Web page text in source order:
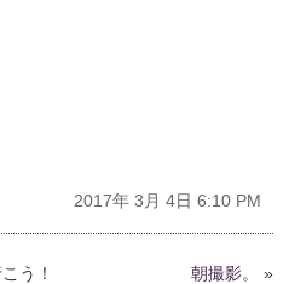
2017年 3月 4日 6:10 PM
う！ 朝撮影。 »